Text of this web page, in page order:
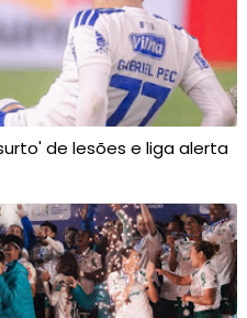
de lesões e liga alerta